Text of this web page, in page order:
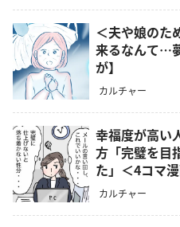
＜夫や娘のた
来るなんて…
が】
カルチャー
幸福度が高い
方「完璧を目
た」＜4コマ
カルチャー